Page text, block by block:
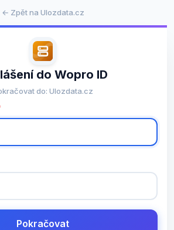
← Zpět na Ulozdata.cz
do Wopro ID
do: Ulozdata.cz
Pokračovat